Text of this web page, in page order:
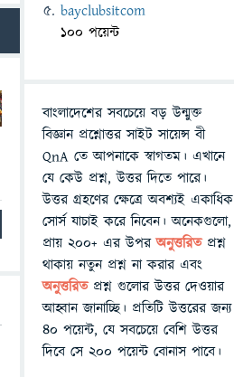
bayclubsitcom
100 পয়েন্ট
বাংলাদেশের সবচেয়ে বড় উন্মুক্ত
বিজ্ঞান প্রশ্নোত্তর সাইট সায়েন্স বী
QnA তে আপনাকে স্বাগতম। এখানে
যে কেউ প্রশ্ন, উত্তর দিতে পারে।
উত্তর গ্রহণের ক্ষেত্রে অবশ্যই একাধিক
সোর্স যাচাই করে নিবেন। অনেকগুলো,
প্রায় ২০০+ এর উপরঅনুত্তরিতপ্রশ্ন
থাকায় নতুন প্রশ্ন না করার এবং
অনুত্তরিত প্রশ্ন গুলোর উত্তর দেওয়ার
আহ্বান জানাচ্ছি। প্রতিটি উত্তরের জন্য
৪০ পয়েন্ট, যে সবচেয়ে বেশি উত্তর
দিবে সে ২০০ পয়েন্ট বোনাস পাবে।